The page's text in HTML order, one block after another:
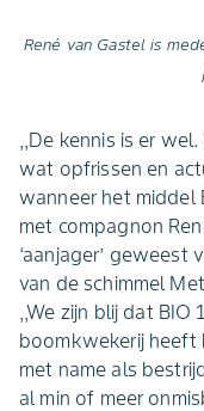
René van Gastel is
,,De kennis is er
wat opfrissen en
wanneer het middel
met compagnon
‘aanjager’
van de schimmel
,,We zijn blij dat
boomkwekerij heeft
met name als
al min of meer